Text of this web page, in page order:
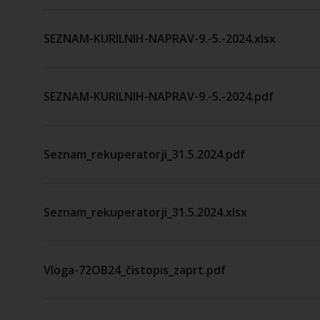
SEZNAM-KURILNIH-NAPRAV-9.-5.-2024.xlsx
SEZNAM-KURILNIH-NAPRAV-9.-5.-2024.pdf
Seznam_rekuperatorji_31.5.2024.pdf
Seznam_rekuperatorji_31.5.2024.xlsx
Vloga-72OB24_čistopis_zaprt.pdf